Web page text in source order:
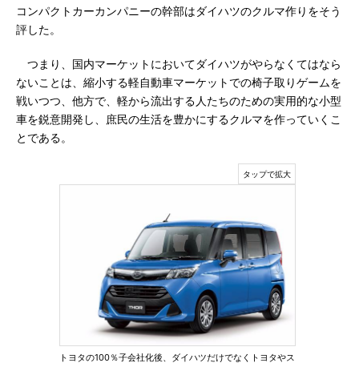
コンパクトカーカンパニーの幹部はダイハツのクルマ作りをそう
評した。
つまり、国内マーケットにおいてダイハツがやらなくてはなら
ないことは、縮小する軽自動車マーケットでの椅子取りゲームを
戦いつつ、他方で、軽から流出する人たちのための実用的な小型
車を鋭意開発し、庶民の生活を豊かにするクルマを作っていくこ
とである。
トヨタの100％子会社化後、ダイハツだけでなくトヨタやス